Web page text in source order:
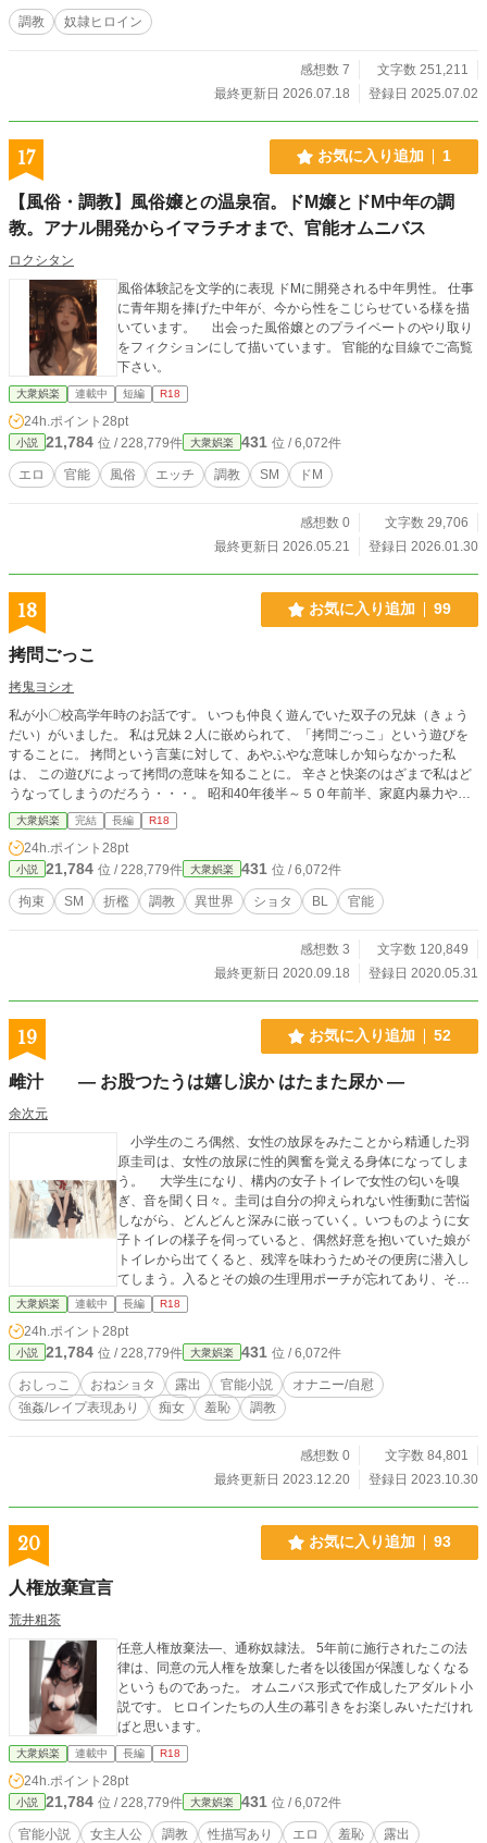
いう獣に犯され、調教されていくのであった。 ■登場人物紹
介（20●1年6月現在） 【矢島 香奈子（やじま かなこ）】
会う。 大学入学中に圭子の妊娠が発覚し、そのまま中退して
拝していた。 優しい父も大好きだが、友人として紹介された
竹内に戸惑いを隠せなかった。 【矢島 晴彦（やじま はる
ひこ）】 年齢：38歳 身長：178㎝ 体重：65kg 香奈子の夫。
婿養子で矢島家に入り、義父の跡を継いで社長になる。 ハン
った中年。 高校の同級生だった晴彦の友人。 その頃に紹介さ
れた香奈子の一目惚れし、今も「初恋の人」として想い続け
ている。
調教 奴隷ヒロイン
感想数 7
文字数 251,211
最終更新日 2026.07.18
登録日 2025.07.02
17 お気に入り追加 1
【風俗・調教】風俗嬢との温泉宿。ドM嬢とドM中年の調
教。アナル開発からイマラチオまで、官能オムニバス
ロクシタン
風俗体験記を文学的に表現 ドMに開発される中年男性。 仕事
に青年期を捧げた中年が、今から性をこじらせている様を描
いています。 出会った風俗嬢とのプライベートのやり取り
をフィクションにして描いています。 官能的な目線でご高覧
下さい。
大衆娯楽 連載中 短編 R18
24h.ポイント 28pt
小説 21,784 位 / 228,779件 大衆娯楽 431 位 / 6,072件
エロ 官能 風俗 エッチ 調教 SM ドM
感想数 0
文字数 29,706
最終更新日 2026.05.21
登録日 2026.01.30
18 お気に入り追加 99
拷問ごっこ
拷鬼ヨシオ
私が小〇校高学年時のお話です。 いつも仲良く遊んでいた双子の兄妹（きょう
だい）がいました。 私は兄妹２人に嵌められて、「拷問ごっこ」という遊びを
することに。 拷問という言葉に対して、あやふやな意味しか知らなかった私
は、 この遊びによって拷問の意味を知ることに。 辛さと快楽のはざまで私はど
うなってしまうのだろう・・・。 昭和40年後半～５０年前半、家庭内暴力や校
内暴力、以降は援交やブルセラ等。 色々と表沙汰になり大騒ぎしましたよね。
その中で「鍵っ子」という親が仕事で家庭にいなくて、親の監視が行き届かない
中、 起こってしまった表に出る事のない裏のお話です。
大衆娯楽 完結 長編 R18
24h.ポイント 28pt
小説 21,784 位 / 228,779件 大衆娯楽 431 位 / 6,072件
拘束 SM 折檻 調教 異世界 ショタ BL 官能
感想数 3
文字数 120,849
最終更新日 2020.09.18
登録日 2020.05.31
19 お気に入り追加 52
雌汁 ― お股つたうは嬉し涙か はたまた尿か ―
余次元
小学生のころ偶然、女性の放尿をみたことから精通した羽
原圭司は、女性の放尿に性的興奮を覚える身体になってしま
う。 大学生になり、構内の女子トイレで女性の匂いを嗅
ぎ、音を聞く日々。圭司は自分の抑えられない性衝動に苦悩
しながら、どんどんと深みに嵌っていく。いつものように女
子トイレの様子を伺っていると、偶然好意を抱いていた娘が
トイレから出てくると、残滓を味わうためその便房に潜入し
てしまう。入るとその娘の生理用ポーチが忘れてあり、その
娘が戻って来るのだった。圭司は無事に女子トイレから脱出
できるのか、そして、真っ当な道に戻ることができるのか。
自分の性癖に悩める男の青春おしっこストーリー。 ※1.
「おしっこがのみたくて」から改題（10/31）、「お股に泪つ
たわせて」から改題（11/1）しました。また戻すかもしれま
せん。尿成分を残す必要があると考えてのことです。 ※2.
「ＪＫおしっこゴクゴク物語」が利用規約に抵触しました。
っくりUPしていきたいと思います。そもそも当初女子高生ド
ラッグ中毒おしっこサーバーをやらせようとした俺の趣向が
たら、もう諦めます。2023.10.30
大衆娯楽 連載中 長編 R18
24h.ポイント 28pt
小説 21,784 位 / 228,779件 大衆娯楽 431 位 / 6,072件
おしっこ おねショタ 露出 官能小説
オナニー/自慰
強姦/レイプ表現あり
痴女 羞恥 調教
感想数 0
文字数 84,801
最終更新日 2023.12.20
登録日 2023.10.30
20 お気に入り追加 93
人権放棄宣言
荒井粗茶
任意人権放棄法―、通称奴隷法。 5年前に施行されたこの法
律は、同意の元人権を放棄した者を以後国が保護しなくなる
というものであった。 オムニバス形式で作成したアダルト小
説です。 ヒロインたちの人生の幕引きをお楽しみいただけれ
ばと思います。
大衆娯楽 連載中 長編 R18
24h.ポイント 28pt
小説 21,784 位 / 228,779件 大衆娯楽 431 位 / 6,072件
官能小説 女主人公 調教 性描写あり エロ 羞恥 露出